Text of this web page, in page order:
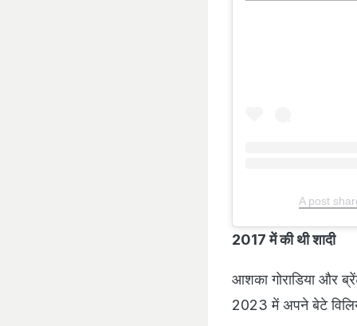
A post
2017 में की थी शादी
आशका गोराडिया और
2023 में अपने बेटे